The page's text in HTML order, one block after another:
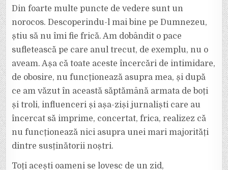
Din foarte multe puncte de vedere sunt un
norocos. Descoperindu-l mai bine pe Dumnezeu,
știu să nu îmi fie frică. Am dobândit o pace
sufletească pe care anul trecut, de exemplu, nu o
aveam. Așa că toate aceste încercări de intimidare,
de obosire, nu funcționează asupra mea, și după
ce am văzut în această săptămână armata de boți
și troli, influenceri și așa-ziși jurnaliști care au
încercat să imprime, concertat, frica, realizez că
nu funcționează nici asupra unei mari majorități
dintre susținătorii noștri.
Toți acești oameni se lovesc de un zid,